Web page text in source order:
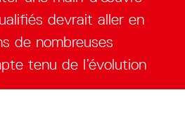
devrait aller en
de nombreuses
tenu de l’évolution